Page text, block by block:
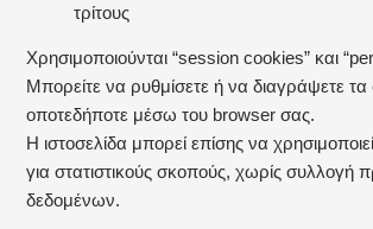
τρίτους
Χρησιμοποιούνται “session cookies” και
Μπορείτε να ρυθμίσετε ή να διαγράψετε
οποτεδήποτε μέσω του browser σας.
Η ιστοσελίδα μπορεί επίσης να
για στατιστικούς σκοπούς, χωρίς συλλογή
δεδομένων.